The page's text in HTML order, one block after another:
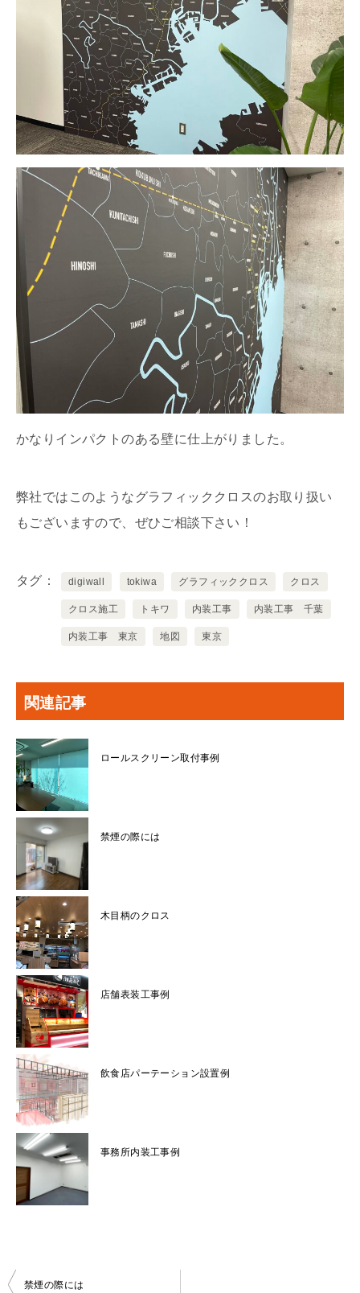
かなりインパクトのある壁に仕上がりました。
弊社ではこのようなグラフィッククロスのお取り扱い
もございますので、ぜひご相談下さい！
タグ digiwall tokiwa グラフィッククロス クロス
クロス施工 トキワ 内装工事 内装工事 千葉
内装工事 東京 地図 東京
関連記事
ロールスクリーン取付事例
禁煙の際には
木目柄のクロス
店舗表装工事例
飲食店パーテーション設置例
事務所内装工事例
投 禁煙の際には